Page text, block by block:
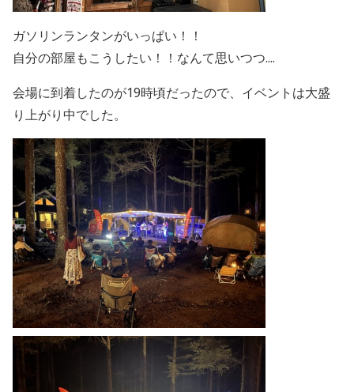
ガソリンランタンがいっぱい！！
自分の部屋もこうしたい！！なんて思いつつ....
会場に到着したのが19時頃だったので、イベントは大盛
り上がり中でした。